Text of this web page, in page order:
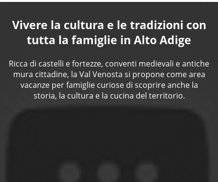
Vivere la cultura e le tradizioni con
tutta la famiglie in Alto Adige
Ricca di castelli e fortezze, conventi medievali e antiche
mura cittadine, la Val Venosta si propone come area
vacanze per famiglie curiose di scoprire anche la
storia, la cultura e la cucina del territorio.